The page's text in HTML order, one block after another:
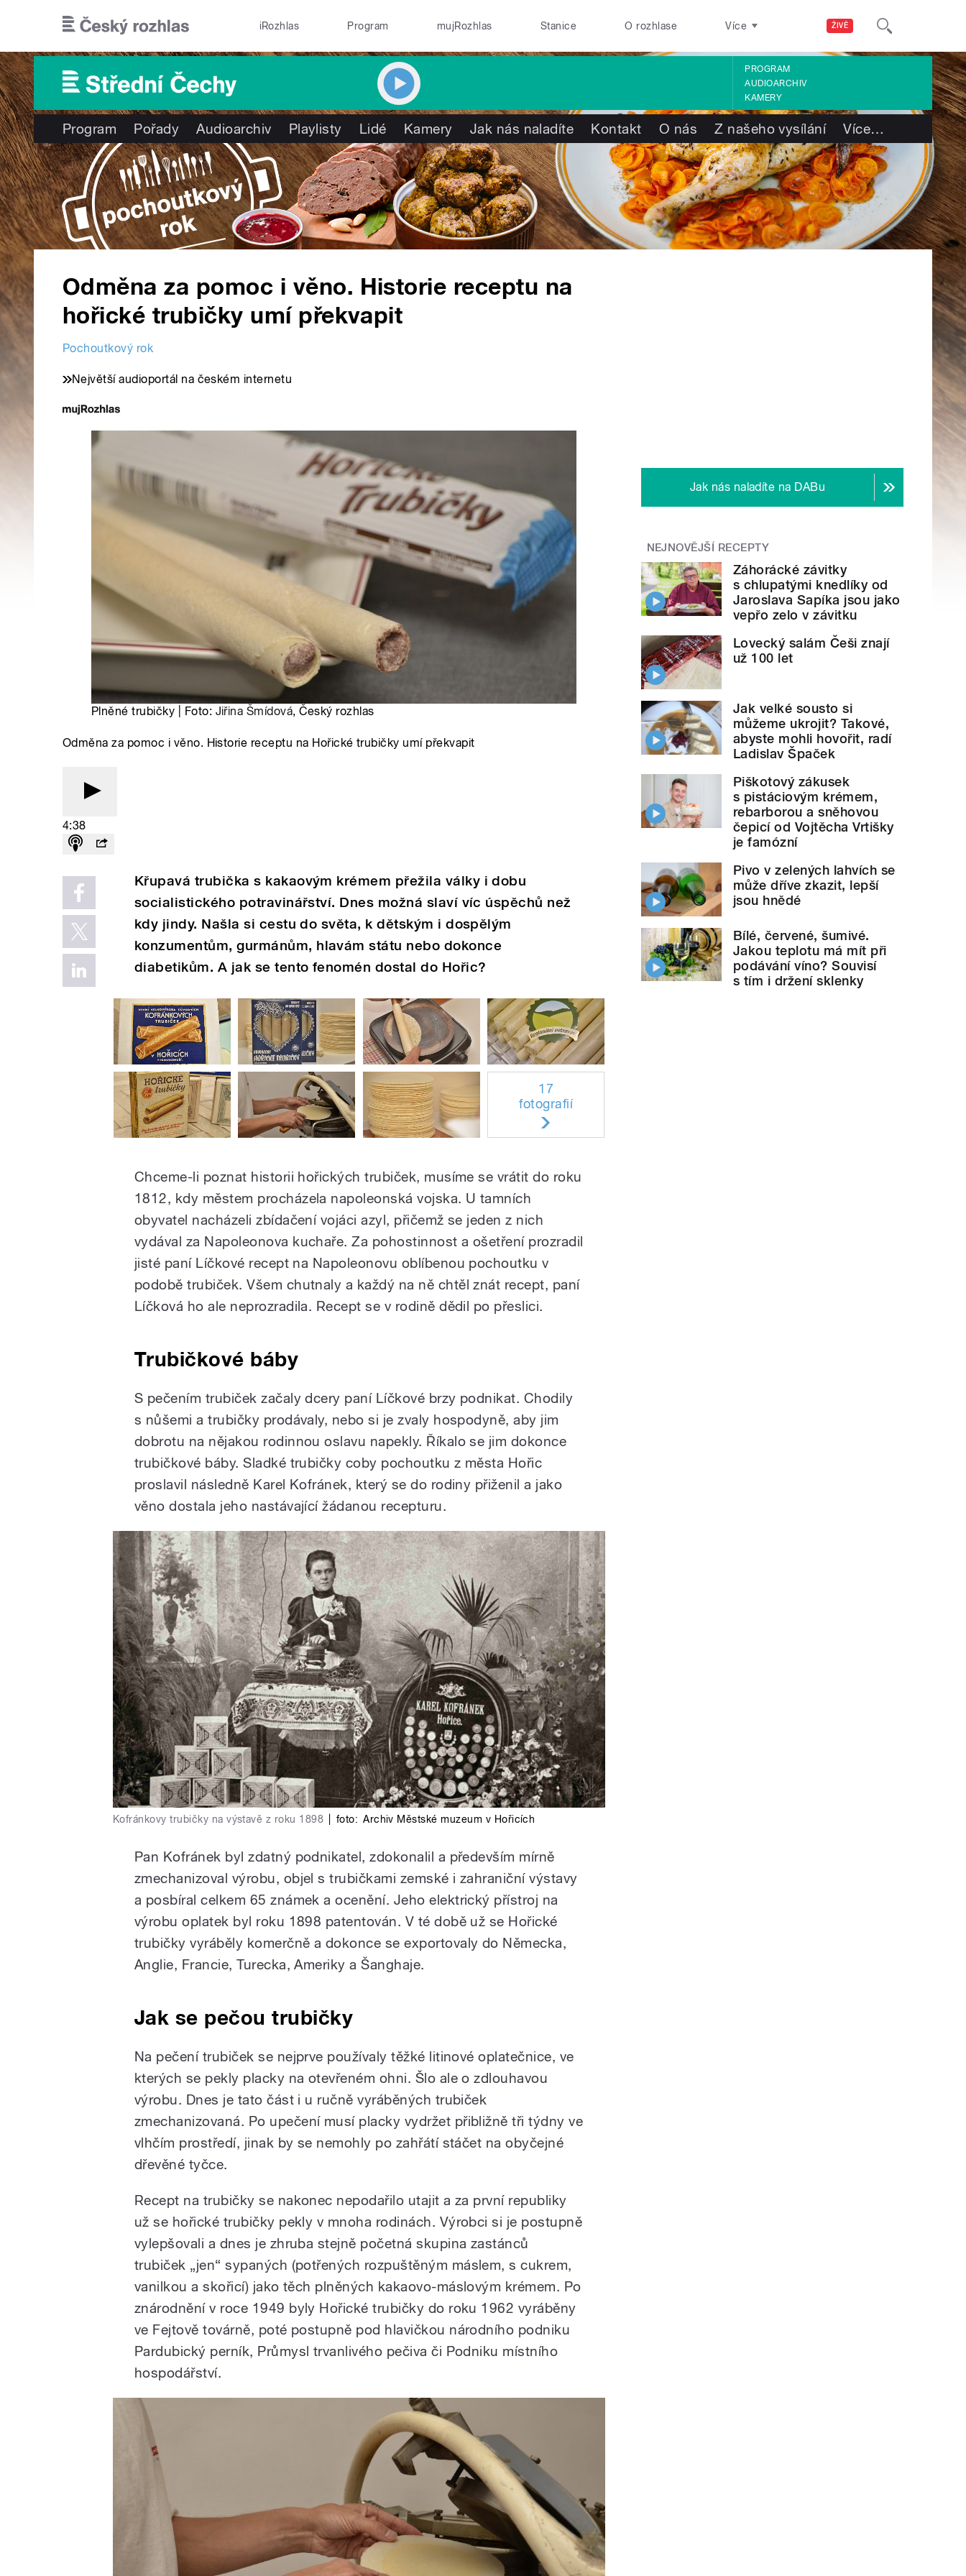
ŽIVĚ
iRozhlas Program mujRozhlas Stanice O rozhlase Více
PROGRAM
AUDIOARCHIV
KAMERY
Program Pořady Audioarchiv Playlisty Lidé Kamery Jak nás naladíte Kontakt O nás Z našeho vysílání Více…
Odměna za pomoc i věno. Historie receptu na
hořické trubičky umí překvapit
Pochoutkový rok
Největší audioportál na českém internetu
Plněné trubičky | Foto: Jiřina Šmídová, Český rozhlas
Odměna za pomoc i věno. Historie receptu na Hořické trubičky umí překvapit
4:38
Křupavá trubička s kakaovým krémem přežila války i dobu
socialistického potravinářství. Dnes možná slaví víc úspěchů než
kdy jindy. Našla si cestu do světa, k dětským i dospělým
konzumentům, gurmánům, hlavám státu nebo dokonce
diabetikům. A jak se tento fenomén dostal do Hořic?
17
fotografií
Chceme-li poznat historii hořických trubiček, musíme se vrátit do roku
1812, kdy městem procházela napoleonská vojska. U tamních
obyvatel nacházeli zbídačení vojáci azyl, přičemž se jeden z nich
vydával za Napoleonova kuchaře. Za pohostinnost a ošetření prozradil
jisté paní Líčkové recept na Napoleonovu oblíbenou pochoutku v
podobě trubiček. Všem chutnaly a každý na ně chtěl znát recept, paní
Líčková ho ale neprozradila. Recept se v rodině dědil po přeslici.
Trubičkové báby
S pečením trubiček začaly dcery paní Líčkové brzy podnikat. Chodily
s nůšemi a trubičky prodávaly, nebo si je zvaly hospodyně, aby jim
dobrotu na nějakou rodinnou oslavu napekly. Říkalo se jim dokonce
trubičkové báby. Sladké trubičky coby pochoutku z města Hořic
proslavil následně Karel Kofránek, který se do rodiny přiženil a jako
věno dostala jeho nastávající žádanou recepturu.
Kofránkovy trubičky na výstavě z roku 1898 foto: Archiv Městské muzeum v Hořicích
Pan Kofránek byl zdatný podnikatel, zdokonalil a především mírně
zmechanizoval výrobu, objel s trubičkami zemské i zahraniční výstavy
a posbíral celkem 65 známek a ocenění. Jeho elektrický přístroj na
výrobu oplatek byl roku 1898 patentován. V té době už se Hořické
trubičky vyráběly komerčně a dokonce se exportovaly do Německa,
Anglie, Francie, Turecka, Ameriky a Šanghaje.
Jak se pečou trubičky
Na pečení trubiček se nejprve používaly těžké litinové oplatečnice, ve
kterých se pekly placky na otevřeném ohni. Šlo ale o zdlouhavou
výrobu. Dnes je tato část i u ručně vyráběných trubiček
zmechanizovaná. Po upečení musí placky vydržet přibližně tři týdny ve
vlhčím prostředí, jinak by se nemohly po zahřátí stáčet na obyčejné
dřevěné tyčce.
Recept na trubičky se nakonec nepodařilo utajit a za první republiky
už se hořické trubičky pekly v mnoha rodinách. Výrobci si je postupně
vylepšovali a dnes je zhruba stejně početná skupina zastánců
trubiček „jen“ sypaných (potřených rozpuštěným máslem, s cukrem,
vanilkou a skořicí) jako těch plněných kakaovo-máslovým krémem. Po
znárodnění v roce 1949 byly Hořické trubičky do roku 1962 vyráběny
ve Fejtově továrně, poté postupně pod hlavičkou národního podniku
Pardubický perník, Průmysl trvanlivého pečiva či Podniku místního
hospodářství.
Jak nás naladíte na DABu
NEJNOVĚJŠÍ RECEPTY
Záhorácké závitky
s chlupatými knedlíky od
Jaroslava Sapíka jsou jako
vepřo zelo v závitku
Lovecký salám Češi znají
už 100 let
Jak velké sousto si
můžeme ukrojit? Takové,
abyste mohli hovořit, radí
Ladislav Špaček
Piškotový zákusek
s pistáciovým krémem,
rebarborou a sněhovou
čepicí od Vojtěcha Vrtišky
je famózní
Pivo v zelených lahvích se
může dříve zkazit, lepší
jsou hnědé
Bílé, červené, šumivé.
Jakou teplotu má mít při
podávání víno? Souvisí
s tím i držení sklenky